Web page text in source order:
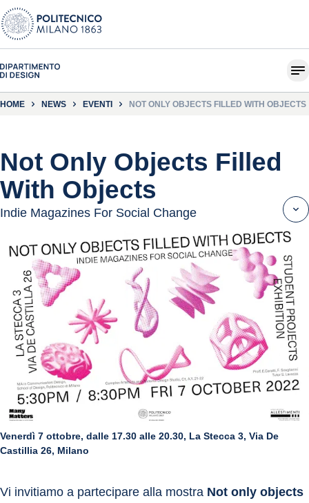
HOME NEWS EVENTI NOT ONLY OBJECTS FILLED WITH OBJECTS
Not Only Objects Filled
With Objects
Indie Magazines For Social Change
Venerdì 7 ottobre, dalle 17.30 alle 20.30, La Stecca 3, Via De
Castillia 26, Milano
Vi invitiamo a partecipare alla mostra Not only objects